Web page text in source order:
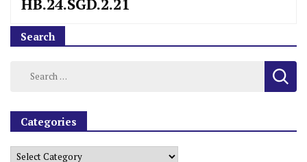
Search
Categories